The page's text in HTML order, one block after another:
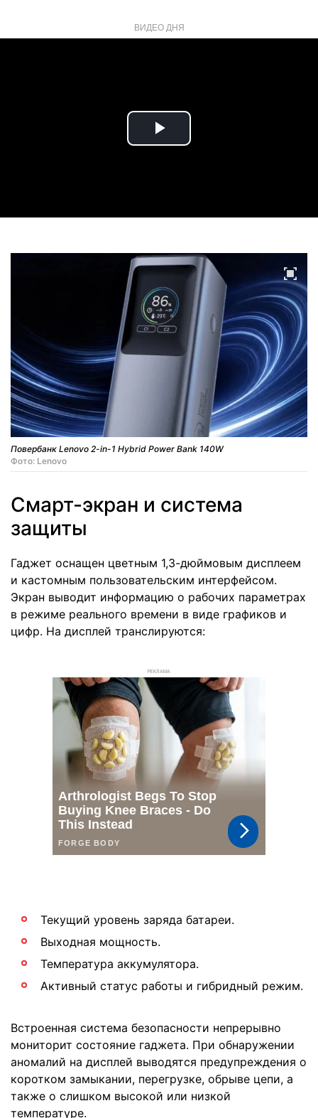
ВИДЕО ДНЯ
Play
Повербанк Lenovo 2-in-1 Hybrid Power Bank 140W
Фото: Lenovo
Cмарт-экран и система
защиты
Гаджет оснащен цветным 1,3-дюймовым дисплеем
и кастомным пользовательским интерфейсом.
Экран выводит информацию о рабочих параметрах
в режиме реального времени в виде графиков и
цифр. На дисплей транслируются:
РЕКЛАМА
Текущий уровень заряда батареи.
Выходная мощность.
Температура аккумулятора.
Активный статус работы и гибридный режим.
Встроенная система безопасности непрерывно
мониторит состояние гаджета. При обнаружении
аномалий на дисплей выводятся предупреждения о
коротком замыкании, перегрузке, обрыве цепи, а
также о слишком высокой или низкой
температуре.